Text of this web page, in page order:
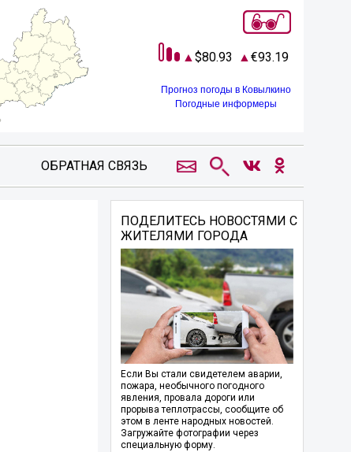
80.93 93.19
Прогноз погоды в Ковылкино
Погодные информеры
ОБРАТНАЯ СВЯЗЬ
ПОДЕЛИТЕСЬ НОВОСТЯМИ С
ЖИТЕЛЯМИ ГОРОДА
Если Вы стали свидетелем аварии,
пожара, необычного погодного
явления, провала дороги или
прорыва теплотрассы, сообщите об
этом в ленте народных новостей.
Загружайте фотографии через
специальную форму.